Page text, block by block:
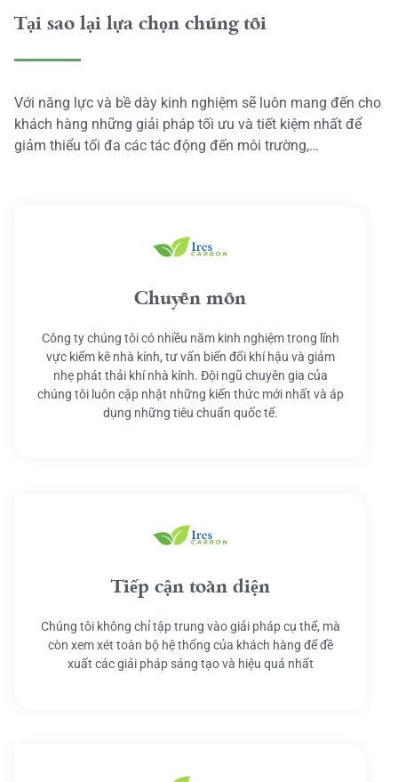
Tại sao lại lựa chọn chúng tôi
Với năng lực và bề dày kinh nghiệm sẽ luôn mang đến cho
khách hàng những giải pháp tối ưu và tiết kiệm nhất để
giảm thiểu tối đa các tác động đến môi trường,…
Chuyên môn
Công ty chúng tôi có nhiều năm kinh nghiệm trong lĩnh
vực kiểm kê nhà kính, tư vấn biến đổi khí hậu và giảm
nhẹ phát thải khí nhà kính. Đội ngũ chuyên gia của
chúng tôi luôn cập nhật những kiến thức mới nhất và áp
dụng những tiêu chuẩn quốc tế.
Tiếp cận toàn diện
Chúng tôi không chỉ tập trung vào giải pháp cụ thể, mà
còn xem xét toàn bộ hệ thống của khách hàng để đề
xuất các giải pháp sáng tạo và hiệu quả nhất